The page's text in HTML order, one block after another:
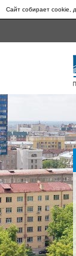
Сайт собирает cookie,